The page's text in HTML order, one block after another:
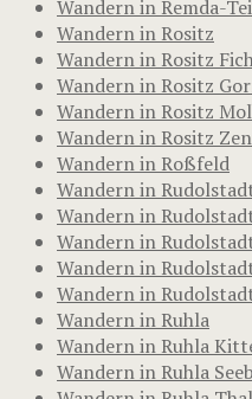
Wandern in Remda-
Wandern in Rositz
Wandern in Rositz
Wandern in Rositz
Wandern in Rositz
Wandern in Rositz
Wandern in Roßfeld
Wandern in
Wandern in
Wandern in
Wandern in
Wandern in
Wandern in Ruhla
Wandern in Ruhla
Wandern in Ruhla